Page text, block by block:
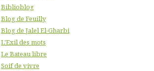
Biblioblog
Blog de Feuilly
Blog de Jalel El-Gharbi
L'Exil des mots
Le Bateau libre
Soif de vivre